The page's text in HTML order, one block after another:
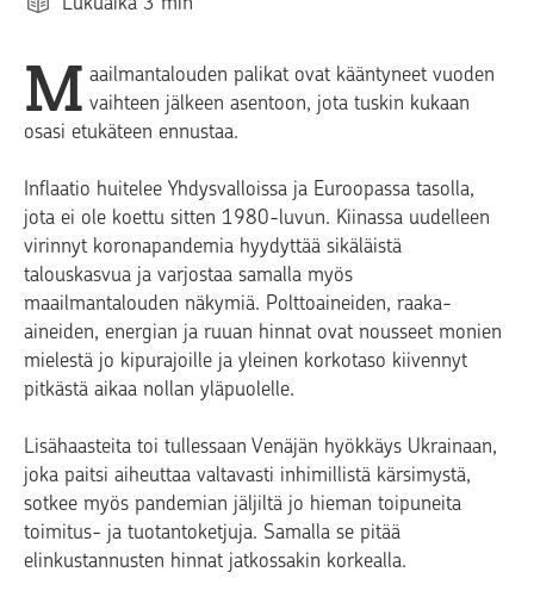
M aailmantalouden palikat ovat kääntyneet vuoden
vaihteen jälkeen asentoon, jota tuskin kukaan
osasi etukäteen ennustaa.
Inflaatio huitelee Yhdysvalloissa ja Euroopassa tasolla,
jota ei ole koettu sitten 1980-luvun. Kiinassa uudelleen
virinnyt koronapandemia hyydyttää sikäläistä
talouskasvua ja varjostaa samalla myös
maailmantalouden näkymiä. Polttoaineiden, raaka-
aineiden, energian ja ruuan hinnat ovat nousseet monien
mielestä jo kipurajoille ja yleinen korkotaso kiivennyt
pitkästä aikaa nollan yläpuolelle.
Lisähaasteita toi tullessaan Venäjän hyökkäys Ukrainaan,
joka paitsi aiheuttaa valtavasti inhimillistä kärsimystä,
sotkee myös pandemian jäljiltä jo hieman toipuneita
toimitus- ja tuotantoketjuja. Samalla se pitää
elinkustannusten hinnat jatkossakin korkealla.